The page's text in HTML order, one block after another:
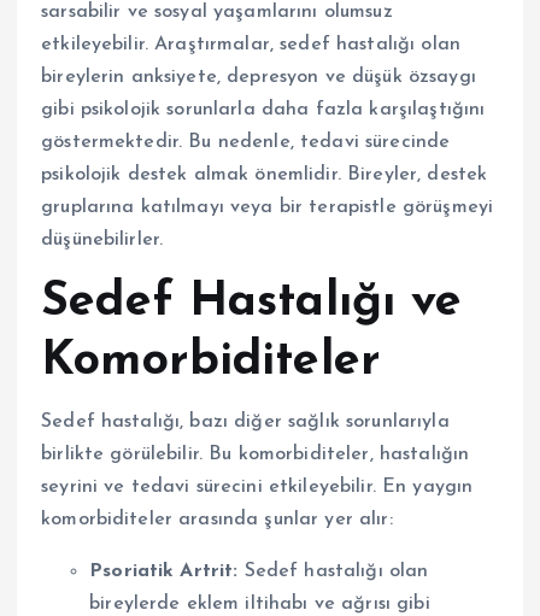
sarsabilir ve sosyal yaşamlarını olumsuz
etkileyebilir. Araştırmalar, sedef hastalığı olan
bireylerin anksiyete, depresyon ve düşük özsaygı
gibi psikolojik sorunlarla daha fazla karşılaştığını
göstermektedir. Bu nedenle, tedavi sürecinde
psikolojik destek almak önemlidir. Bireyler, destek
gruplarına katılmayı veya bir terapistle görüşmeyi
düşünebilirler.
Sedef Hastalığı ve
Komorbiditeler
Sedef hastalığı, bazı diğer sağlık sorunlarıyla
birlikte görülebilir. Bu komorbiditeler, hastalığın
seyrini ve tedavi sürecini etkileyebilir. En yaygın
komorbiditeler arasında şunlar yer alır:
Psoriatik Artrit: Sedef hastalığı olan
bireylerde eklem iltihabı ve ağrısı gibi